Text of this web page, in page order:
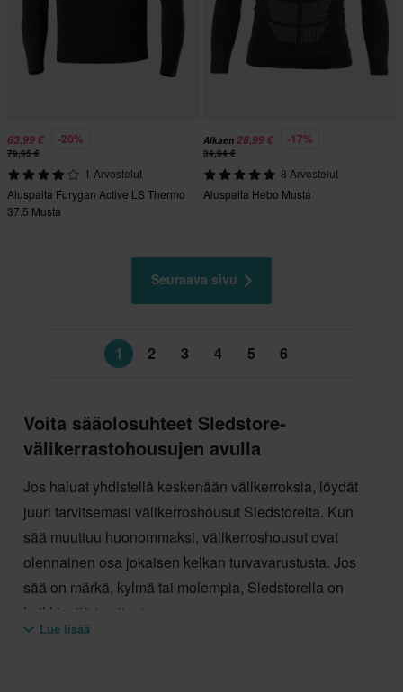
63,99 € -20%
79,95 €
1 Arvostelut
Aluspaita Furygan Active LS Thermo
37.5 Musta
Alkaen 28,99 € -17%
34,94 €
8 Arvostelut
Aluspaita Hebo Musta
Seuraava sivu
1 2 3 4 5 6
Voita sääolosuhteet Sledstore-
välikerrastohousujen avulla
Jos haluat yhdistellä keskenään välikerroksia, löydät
juuri tarvitsemasi välikerroshousut Sledstorelta. Kun
sää muuttuu huonommaksi, välikerroshousut ovat
olennainen osa jokaisen kelkan turvavarustusta. Jos
sää on märkä, kylmä tai molempia, Sledstorella on
kaikki mitä tarvitset.
Lue lisää